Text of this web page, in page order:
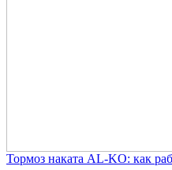
Тормоз наката AL-KO: как